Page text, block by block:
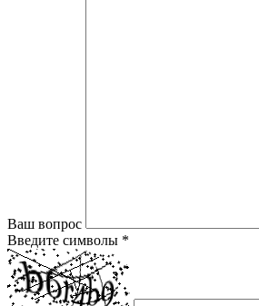
Ваш вопрос
Введите символы *